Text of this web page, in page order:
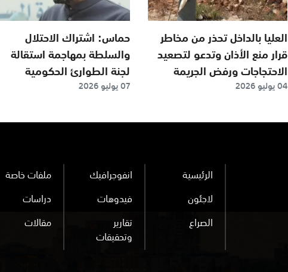
العليا بالداخل تحذر من مخاطر
قرار منع الأذان وتدعو لتصعيد
الاحتجاجات ورفض الجريمة
04 يوليو 2026
حماس: اشتراك الاحتلال
والسلطة بمهاجمة استقالة
لجنة الطوارئ الحكومية
مؤسف
07 يوليو 2026
الرئيسية انفوجرافيك ملفات خاصة
لاجئون فيدوهات دراسات
الصراع
تقارير
وتحقيقات
مقالات